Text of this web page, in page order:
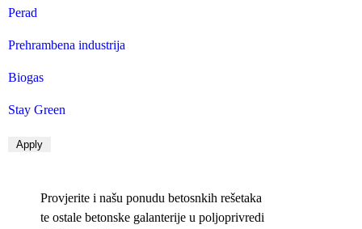
Perad
Prehrambena industrija
Biogas
Stay Green
Provjerite i našu ponudu betosnkih rešetaka
te ostale betonske galanterije u poljoprivredi